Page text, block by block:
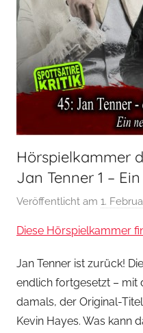
Hörspielkammer
Jan Tenner 1 –
Veröffentlicht am 1.
Diese Hörspielkammer
Jan Tenner ist zurück!
endlich fortgesetzt – mit
damals, der Original-
Kevin Hayes. Was kann